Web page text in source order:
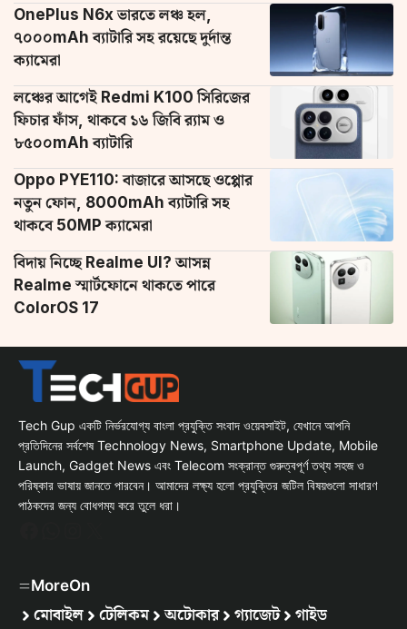
OnePlus N6x ভারতে লঞ্চ হল,
৭০০০mAh ব্যাটারি সহ রয়েছে দুর্দান্ত
ক্যামেরা
লঞ্চের আগেই Redmi K100 সিরিজের
ফিচার ফাঁস, থাকবে ১৬ জিবি র‌্যাম ও
৮৫০০mAh ব্যাটারি
Oppo PYE110: বাজারে আসছে ওপ্পোর
নতুন ফোন, 8000mAh ব্যাটারি সহ
থাকবে 50MP ক্যামেরা
বিদায় নিচ্ছে Realme UI? আসন্ন
Realme স্মার্টফোনে থাকতে পারে
ColorOS 17
Tech Gup একটি নির্ভরযোগ্য বাংলা প্রযুক্তি সংবাদ ওয়েবসাইট, যেখানে আপনি
প্রতিদিনের সর্বশেষ Technology News, Smartphone Update, Mobile
Launch, Gadget News এবং Telecom সংক্রান্ত গুরুত্বপূর্ণ তথ্য সহজ ও
পরিষ্কার ভাষায় জানতে পারবেন। আমাদের লক্ষ্য হলো প্রযুক্তির জটিল বিষয়গুলো সাধারণ
পাঠকদের জন্য বোধগম্য করে তুলে ধরা।
MoreOn
মোবাইল টেলিকম অটোকার গ্যাজেট গাইড